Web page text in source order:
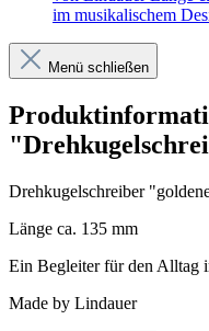
im musikalischem
Menü schließen
Drehkugelschreiber
Länge ca. 135 mm
Ein Begleiter für den Alltag
Made by Lindauer